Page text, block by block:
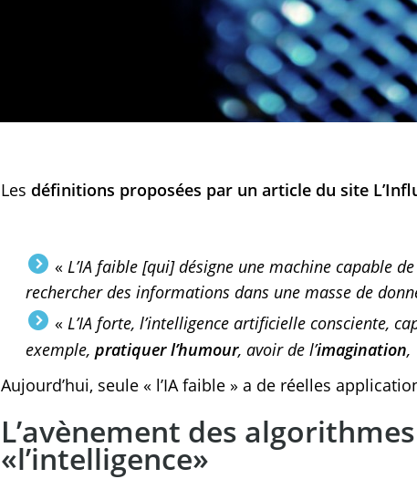
Les définitions proposées par un article du site
« L’IA faible [qui] désigne une machine capable
rechercher des informations dans une masse de
« L’IA forte, l’intelligence artificielle consciente,
exemple, pratiquer l’humour, avoir de l’imagination,
Aujourd’hui, seule « l’IA faible » a de réelles
L’avènement des
«l’intelligence»